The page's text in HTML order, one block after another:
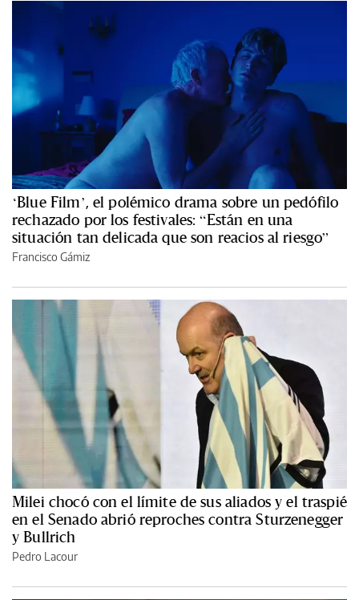
‘Blue Film’, el polémico drama sobre un pedófilo
rechazado por los festivales: “Están en una
situación tan delicada que son reacios al riesgo”
Francisco Gámiz
Milei chocó con el límite de sus aliados y el traspié
en el Senado abrió reproches contra Sturzenegger
y Bullrich
Pedro Lacour